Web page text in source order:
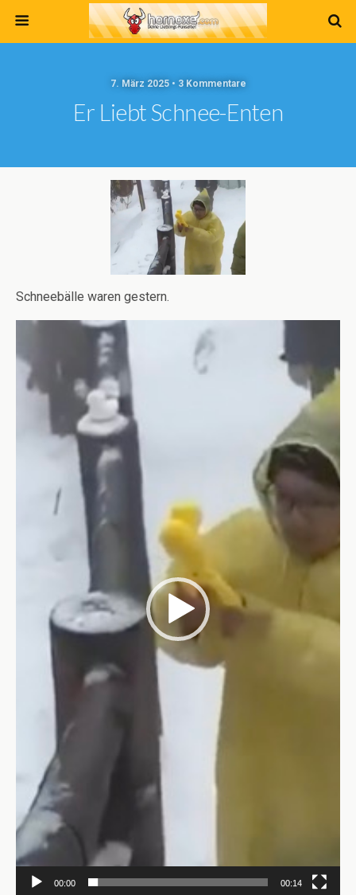
7. März 2025 • 3 Kommentare
Er Liebt Schnee-Enten
Schneebälle waren gestern.
00:00 00:14